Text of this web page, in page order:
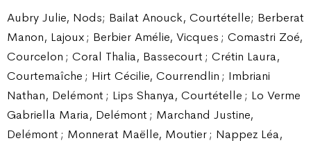
Aubry Julie, Nods; Bailat Anouck, Courtételle; Berberat
Manon, Lajoux ; Berbier Amélie, Vicques ; Comastri Zoé,
Courcelon ; Coral Thalia, Bassecourt ; Crétin Laura,
Courtemaîche ; Hirt Cécilie, Courrendlin ; Imbriani
Nathan, Delémont ; Lips Shanya, Courtételle ; Lo Verme
Gabriella Maria, Delémont ; Marchand Justine,
Delémont ; Monnerat Maëlle, Moutier ; Nappez Léa,